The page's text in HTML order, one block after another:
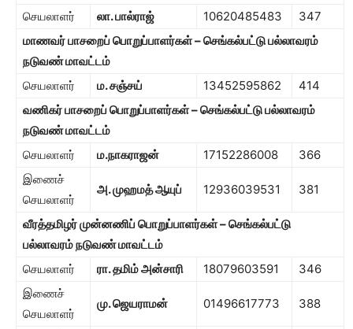
செயலாளர் லா. பால்ராஜ் 10620485483
347
மாணவர் பாசறைப் பொறுப்பாளர்கள் – செங்கல்பட்டு பல்லாவரம்
நடுவண் மாவட்டம்
செயலாளர்
ம. சஞ்சய் 13452595862
414
வணிகர் பாசறைப் பொறுப்பாளர்கள் – செங்கல்பட்டு பல்லாவரம்
நடுவண் மாவட்டம்
செயலாளர்
ம.நாகராஜன் 17152286008
366
இணைச்
செயலாளர்
அ. முஹமத் ஆயுப் 12936039531 381
வீரத்தமிழர் முன்னணிப் பொறுப்பாளர்கள் – செங்கல்பட்டு
பல்லாவரம் நடுவண் மாவட்டம்
செயலாளர்
ரா. தமிம் அன்சாரி 18079603591
346
இணைச்
செயலாளர்
மு. ஜெயராமன் 01496617773 388